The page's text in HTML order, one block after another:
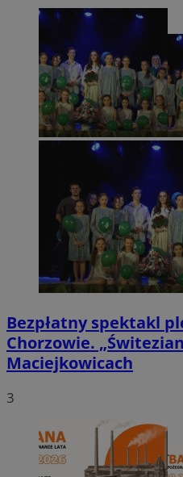
Bezpłatny spektakl
Chorzowie.
Maciejkowicach
3